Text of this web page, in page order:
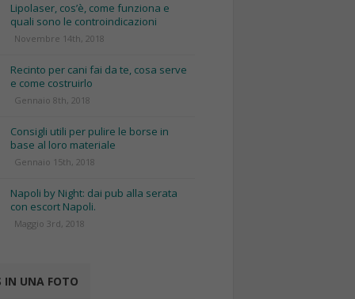
Lipolaser, cos’è, come funziona e
quali sono le controindicazioni
Novembre 14th, 2018
Recinto per cani fai da te, cosa serve
e come costruirlo
Gennaio 8th, 2018
Consigli utili per pulire le borse in
base al loro materiale
Gennaio 15th, 2018
Napoli by Night: dai pub alla serata
con escort Napoli.
Maggio 3rd, 2018
IN UNA FOTO